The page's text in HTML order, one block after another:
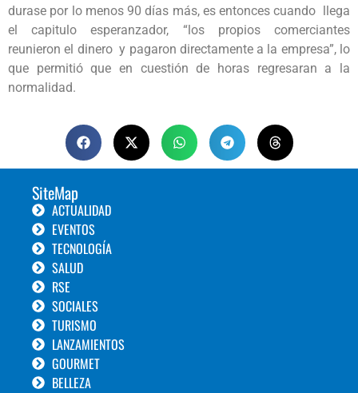
durase por lo menos 90 días más, es entonces cuando llega
el capitulo esperanzador, “los propios comerciantes
reunieron el dinero y pagaron directamente a la empresa”, lo
que permitió que en cuestión de horas regresaran a la
normalidad.
SiteMap
ACTUALIDAD
EVENTOS
TECNOLOGÍA
SALUD
RSE
SOCIALES
TURISMO
LANZAMIENTOS
GOURMET
BELLEZA